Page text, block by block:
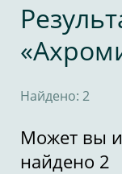
Найдено: 2
Может вы
найдено 2